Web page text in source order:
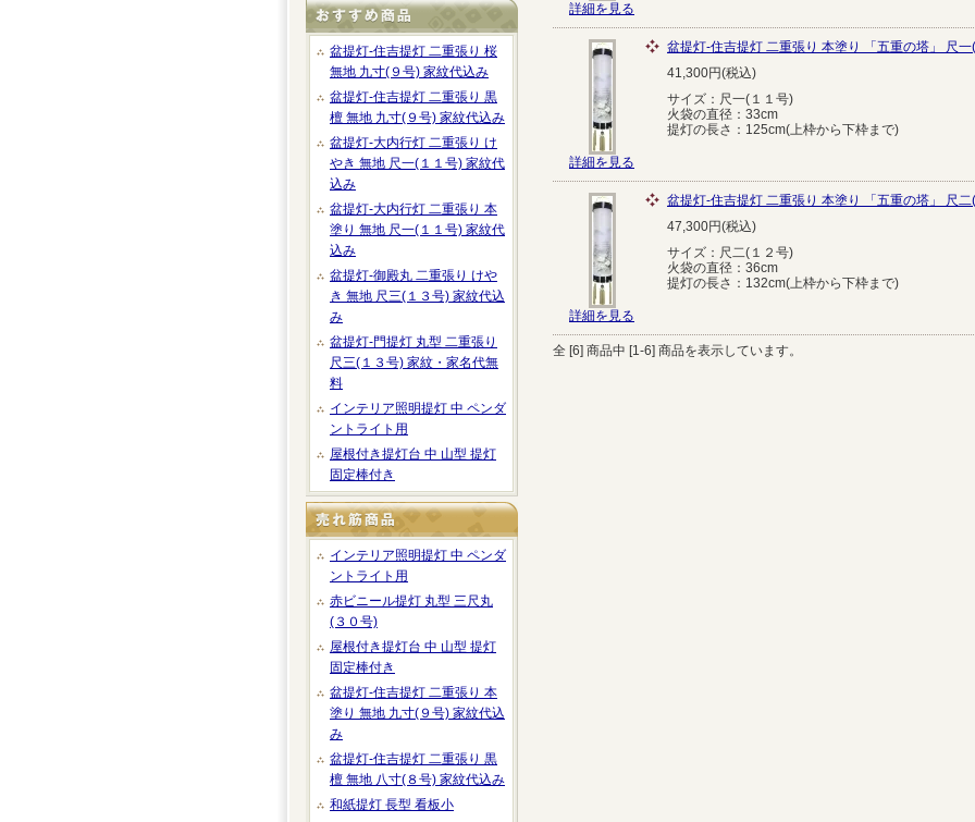
盆提灯-住吉提灯 二重張り 桜
無地 九寸(９号) 家紋代込み
盆提灯-住吉提灯 二重張り 黒
檀 無地 九寸(９号) 家紋代込み
盆提灯-大内行灯 二重張り け
やき 無地 尺一(１１号) 家紋代
込み
盆提灯-大内行灯 二重張り 本
塗り 無地 尺一(１１号) 家紋代
込み
盆提灯-御殿丸 二重張り けや
き 無地 尺三(１３号) 家紋代込
み
盆提灯-門提灯 丸型 二重張り
尺三(１３号) 家紋・家名代無
料
インテリア照明提灯 中 ペンダ
ントライト用
屋根付き提灯台 中 山型 提灯
固定棒付き
インテリア照明提灯 中 ペンダ
ントライト用
赤ビニール提灯 丸型 三尺丸
(３０号)
屋根付き提灯台 中 山型 提灯
固定棒付き
盆提灯-住吉提灯 二重張り 本
塗り 無地 九寸(９号) 家紋代込
み
盆提灯-住吉提灯 二重張り 黒
檀 無地 八寸(８号) 家紋代込み
和紙提灯 長型 看板小
詳細を見る
詳細を見る
盆提灯-住吉提灯 二重張り 本塗り 「五重の塔」 尺
41,300円(税込)
サイズ：尺一(１１号)
火袋の直径：33cm
提灯の長さ：125cm(上枠から下枠まで)
詳細を見る
盆提灯-住吉提灯 二重張り 本塗り 「五重の塔」 尺
47,300円(税込)
サイズ：尺二(１２号)
火袋の直径：36cm
提灯の長さ：132cm(上枠から下枠まで)
全 [6] 商品中 [1-6] 商品を表示しています。